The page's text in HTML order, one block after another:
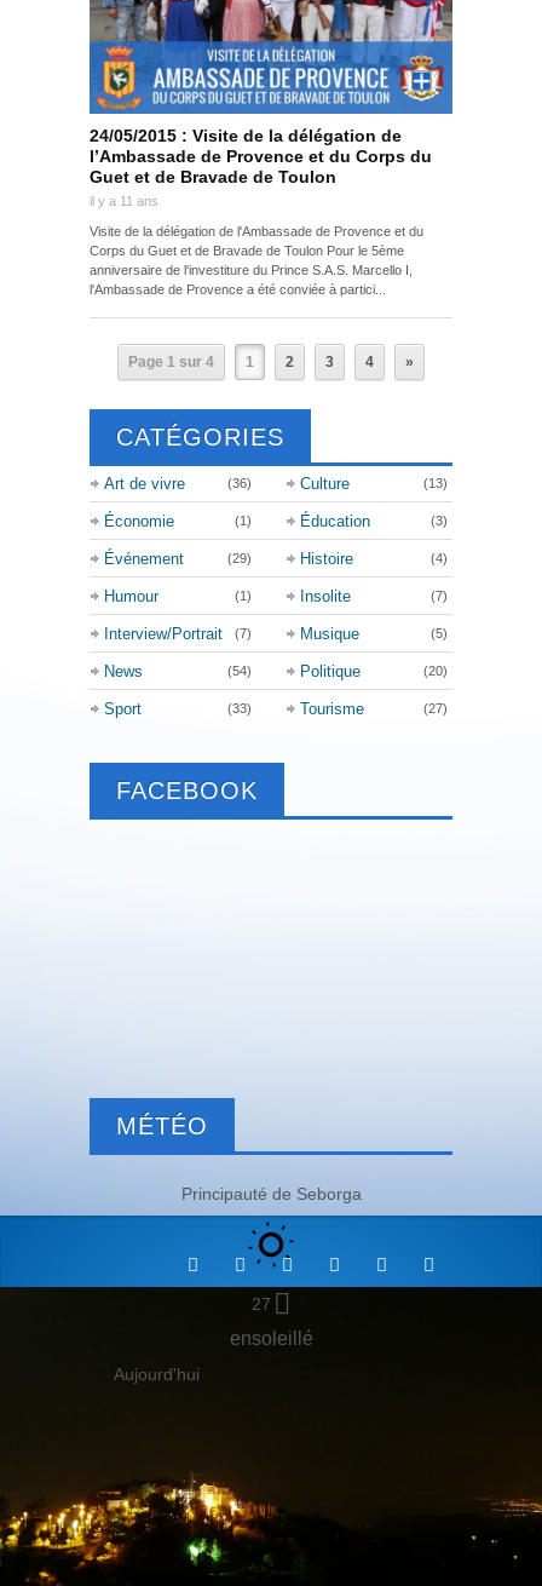
24/05/2015 : Visite de la délégation de
l’Ambassade de Provence et du Corps du
Guet et de Bravade de Toulon
il y a 11 ans
Visite de la délégation de l'Ambassade de Provence et du
Corps du Guet et de Bravade de Toulon Pour le 5ème
anniversaire de l'investiture du Prince S.A.S. Marcello I,
l'Ambassade de Provence a été conviée à partici...
Page 1 sur 4 1 2 3 4 »
CATÉGORIES
Art de vivre (36) Culture (13)
Économie (1) Éducation (3)
Événement (29) Histoire (4)
Humour (1) Insolite (7)
Interview/Portrait (7) Musique (5)
News (54) Politique (20)
Sport (33) Tourisme (27)
FACEBOOK
MÉTÉO
Principauté de Seborga
27
ensoleillé
Aujourd'hui